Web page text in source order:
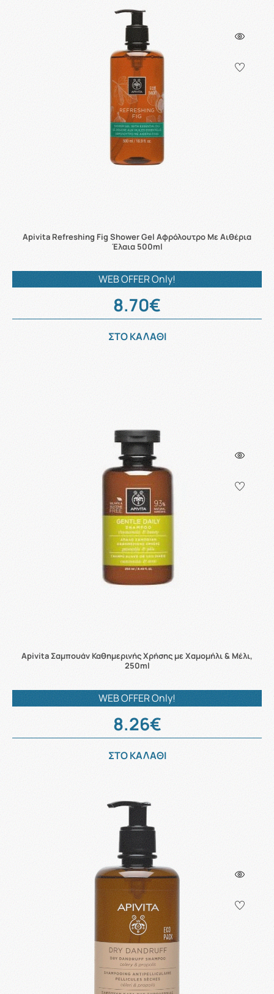
Apivita Refreshing Fig Shower Gel Αφρόλουτρο Με Αιθέρια
Έλαια 500ml
WEB OFFER Only!
8.70€
ΣΤΟ ΚΑΛΑΘΙ
Apivita Σαμπουάν Καθημερινής Χρήσης με Χαμομήλι & Μέλι,
250ml
WEB OFFER Only!
8.26€
ΣΤΟ ΚΑΛΑΘΙ